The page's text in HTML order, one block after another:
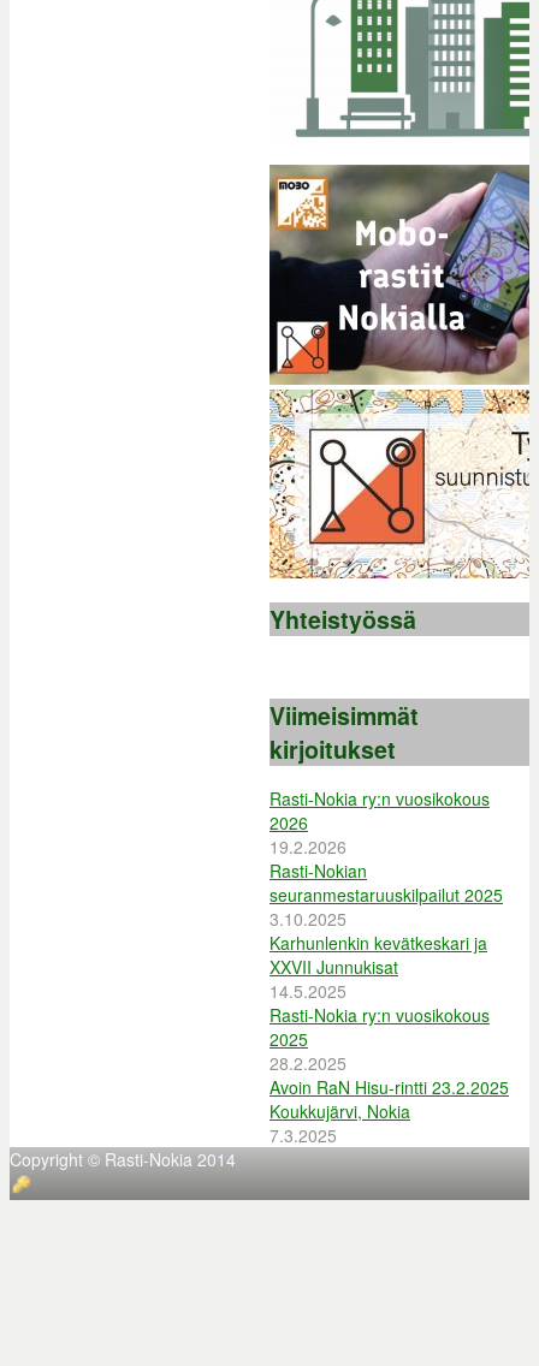
Yhteistyössä
Viimeisimmät
kirjoitukset
Rasti-Nokia ry:n vuosikokous
2026
19.2.2026
Rasti-Nokian
seuranmestaruuskilpailut 2025
3.10.2025
Karhunlenkin kevätkeskari ja
XXVII Junnukisat
14.5.2025
Rasti-Nokia ry:n vuosikokous
2025
28.2.2025
Avoin RaN Hisu-rintti 23.2.2025
Koukkujärvi, Nokia
7.3.2025
Copyright © Rasti-Nokia 2014